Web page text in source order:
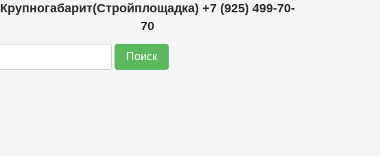
Крупногабарит(Стройплощадка) +7 (925) 499-70-
70
Поиск